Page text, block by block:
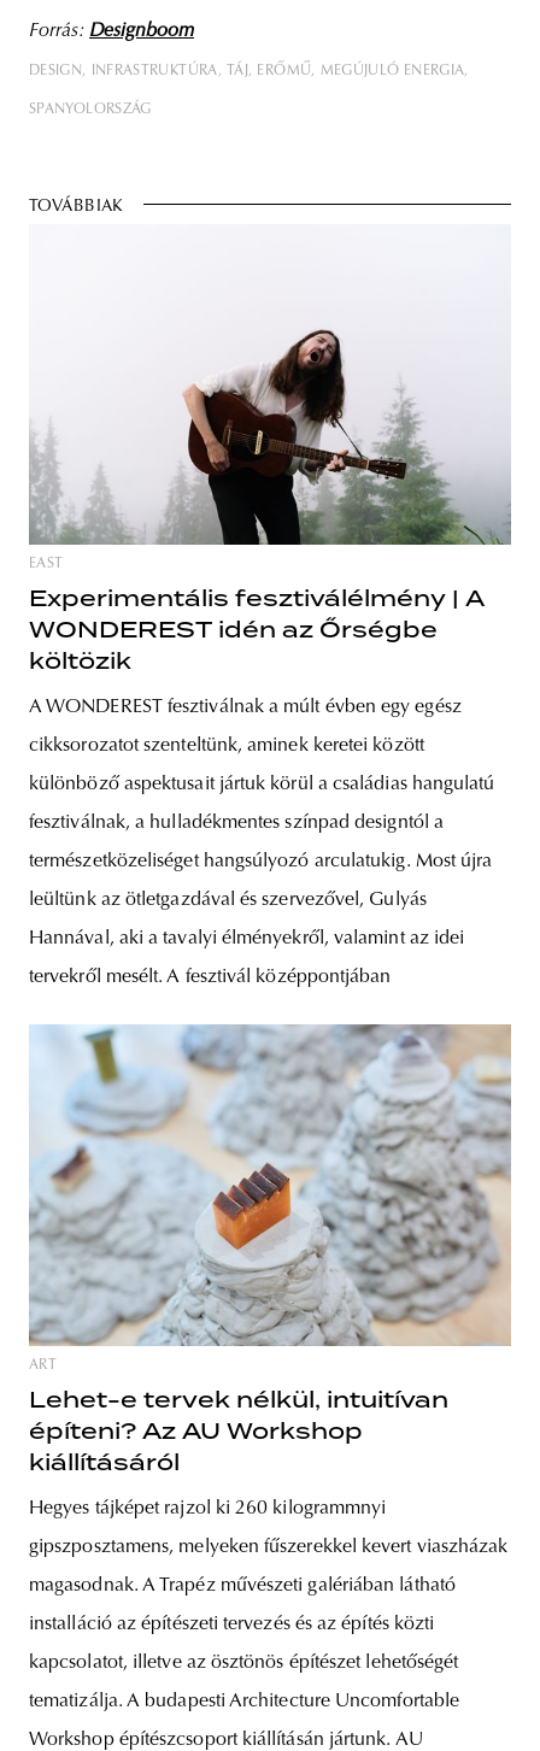
Forrás: Designboom
DESIGN INFRASTRUKTÚRA TÁJ ERŐMŰ MEGÚJULÓ ENERGIA
SPANYOLORSZÁG
TOVÁBBIAK
EAST
Experimentális fesztiválélmény | A
WONDEREST idén az Őrségbe
költözik
A WONDEREST fesztiválnak a múlt évben egy egész
cikksorozatot szenteltünk, aminek keretei között
különböző aspektusait jártuk körül a családias hangulatú
fesztiválnak, a hulladékmentes színpad designtól a
természetközeliséget hangsúlyozó arculatukig. Most újra
leültünk az ötletgazdával és szervezővel, Gulyás
Hannával, aki a tavalyi élményekről, valamint az idei
tervekről mesélt. A fesztivál középpontjában
ART
Lehet-e tervek nélkül, intuitívan
építeni? Az AU Workshop
kiállításáról
Hegyes tájképet rajzol ki 260 kilogrammnyi
gipszposztamens, melyeken fűszerekkel kevert viaszházak
magasodnak. A Trapéz művészeti galériában látható
installáció az építészeti tervezés és az építés közti
kapcsolatot, illetve az ösztönös építészet lehetőségét
tematizálja. A budapesti Architecture Uncomfortable
Workshop építészcsoport kiállításán jártunk. AU